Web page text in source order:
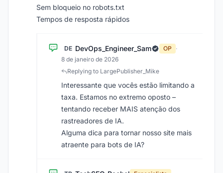
Sem bloqueio no robots.txt
Tempos de resposta rápidos
DE DevOps_Engineer_Sam OP
·
8 de janeiro de 2026
Replying to LargePublisher_Mike
Interessante que vocês estão limitando a
taxa. Estamos no extremo oposto –
tentando receber MAIS atenção dos
rastreadores de IA.
Alguma dica para tornar nosso site mais
atraente para bots de IA?